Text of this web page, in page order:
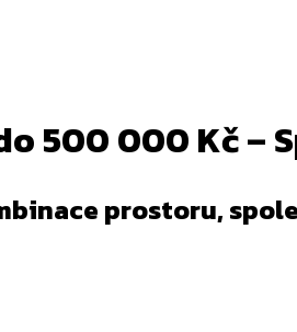
500 000 Kč –
prostoru,